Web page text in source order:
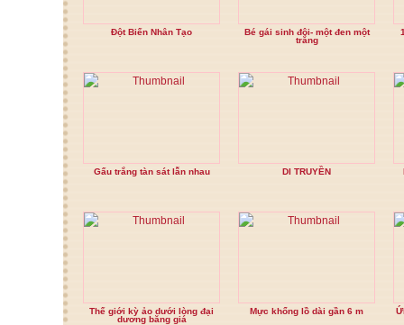
Đột Biến Nhân Tạo
Bé gái sinh đôi- một đen một
trắng
Gấu trắng tàn sát lẫn nhau DI TRUYỀN
Thế giới kỳ ảo dưới lòng đại
dương băng giá
Mực khổng lồ dài gần 6 m